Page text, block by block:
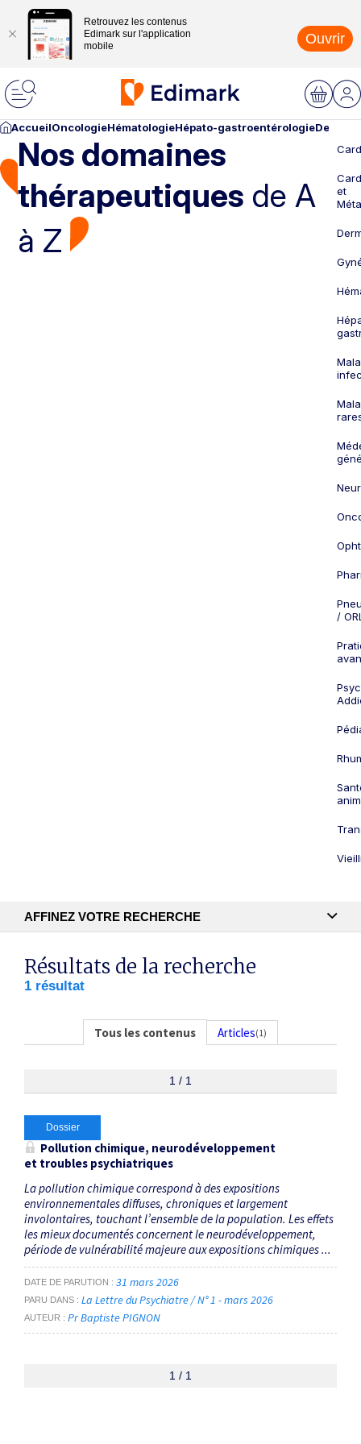
Retrouvez les contenus
Edimark sur l'application
mobile
Ouvrir
AccueilOncologieHématologieHépato-gastroentérologie
Nos domaines
thérapeutiques de A
à Z
et
/
AFFINEZ VOTRE RECHERCHE
Recherche textuelle
Pollution chimique ×
Dates
Du
au
RECHERCHER
Résultats de la recherche
1 résultat
Tous les contenus Articles(1)
1 / 1
Dossier
Pollution chimique, neurodéveloppement
et troubles psychiatriques
La pollution chimique correspond à des expositions
environnementales diffuses, chroniques et largement
involontaires, touchant l’ensemble de la population. Les effets
les mieux documentés concernent le neurodéveloppement,
période de vulnérabilité majeure aux expositions chimiques ...
DATE DE PARUTION 31 mars 2026
PARU DANS La Lettre du Psychiatre / N° 1 - mars 2026
AUTEUR Pr Baptiste PIGNON
1 / 1